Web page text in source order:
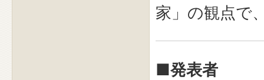
家」の観点で
■発表者